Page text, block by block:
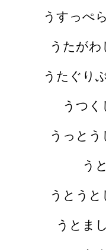
うすっぺ
うたが
うたぐり
うつ
うっと
う
うとう
うとま